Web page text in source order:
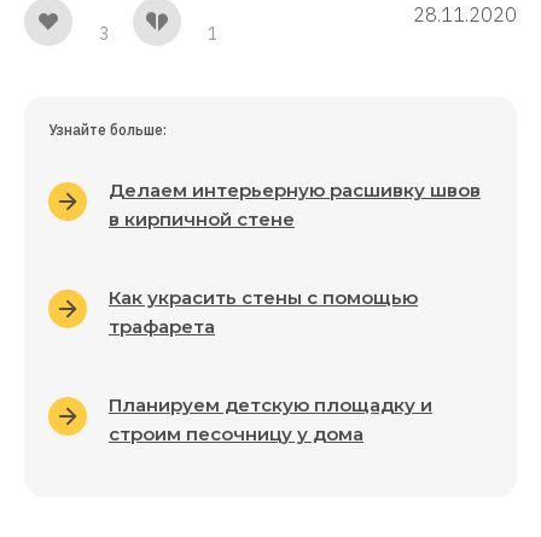
3 1
28.11.2020
Узнайте больше:
Делаем интерьерную расшивку швов
в кирпичной стене
Как украсить стены с помощью
трафарета
Планируем детскую площадку и
строим песочницу у дома